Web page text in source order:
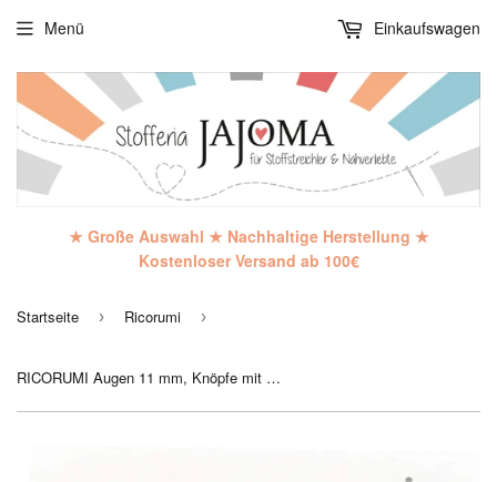
★ Große Auswahl ★ Nachhaltige Herstellung ★
Kostenloser Versand ab 100€
Menü Einkaufswagen
Startseite › Ricorumi ›
RICORUMI Augen 11 mm, Knöpfe mit Steg, Rico Design